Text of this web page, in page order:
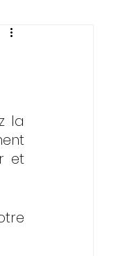
la
et